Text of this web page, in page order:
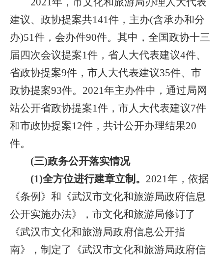
建议、政协提案共141件，主办(含承办和分
办)51件，会办件90件。其中，全国政协十三
届四次会议提案1件，省人大代表建议4件、
省政协提案9件，市人大代表建议35件、市
政协提案93件。2021年主办件中，通过局网
站公开省政协提案1件，市人大代表建议7件
和市政协提案12件，共计公开办理结果20
件。
(三)政务公开落实情况
(1)全方位进行建章立制。 2021年，依据
《条例》和《武汉市文化和旅游局政府信息
公开实施办法》，市文化和旅游局修订了
《武汉市文化和旅游局政府信息公开指
南》，制定了《武汉市文化和旅游局政府信